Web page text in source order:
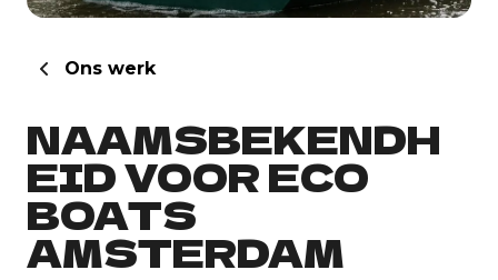
Ons werk
NAAMSBEKENDH
EID VOOR ECO
BOATS
AMSTERDAM